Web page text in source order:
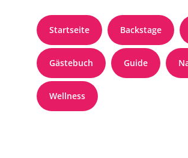
Startseite Backstage
Gästebuch Guide
Wellness